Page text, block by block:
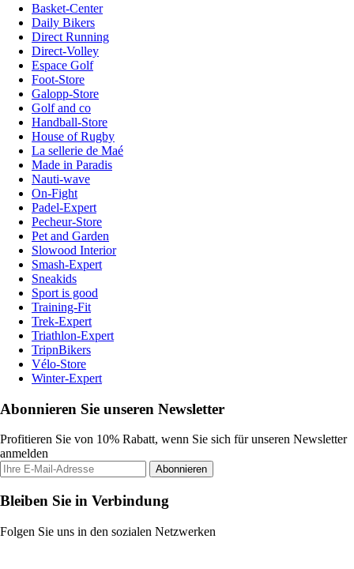
Basket-Center
Daily Bikers
Direct Running
Direct-Volley
Espace Golf
Foot-Store
Galopp-Store
Golf and co
Handball-Store
House of Rugby
La sellerie de Maé
Made in Paradis
Nauti-wave
On-Fight
Padel-Expert
Pecheur-Store
Pet and Garden
Slowood Interior
Smash-Expert
Sneakids
Sport is good
Training-Fit
Trek-Expert
Triathlon-Expert
TripnBikers
Vélo-Store
Winter-Expert
Abonnieren Sie unseren Newsletter
Profitieren Sie von 10% Rabatt, wenn Sie sich für unseren Newsletter
anmelden
Abonnieren
Bleiben Sie in Verbindung
Folgen Sie uns in den sozialen Netzwerken